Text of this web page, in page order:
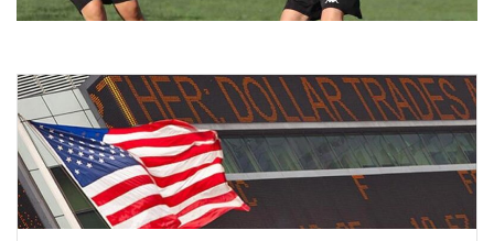
Kayseri Kadın Futbol Kulübü, Süper Lig’e Hazırlıklarını
Şiddetle Sürdürüyor
26.07.2026 10:20